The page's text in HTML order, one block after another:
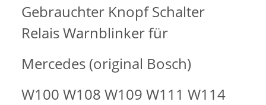
Gebrauchter Knopf Schalter
Relais Warnblinker für
Mercedes (original Bosch)
W100 W108 W109 W111 W114